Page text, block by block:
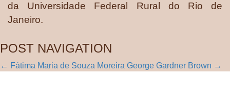
da Universidade Federal Rural do Rio de
Janeiro.
POST NAVIGATION
← Fátima Maria de Souza Moreira George Gardner Brown →